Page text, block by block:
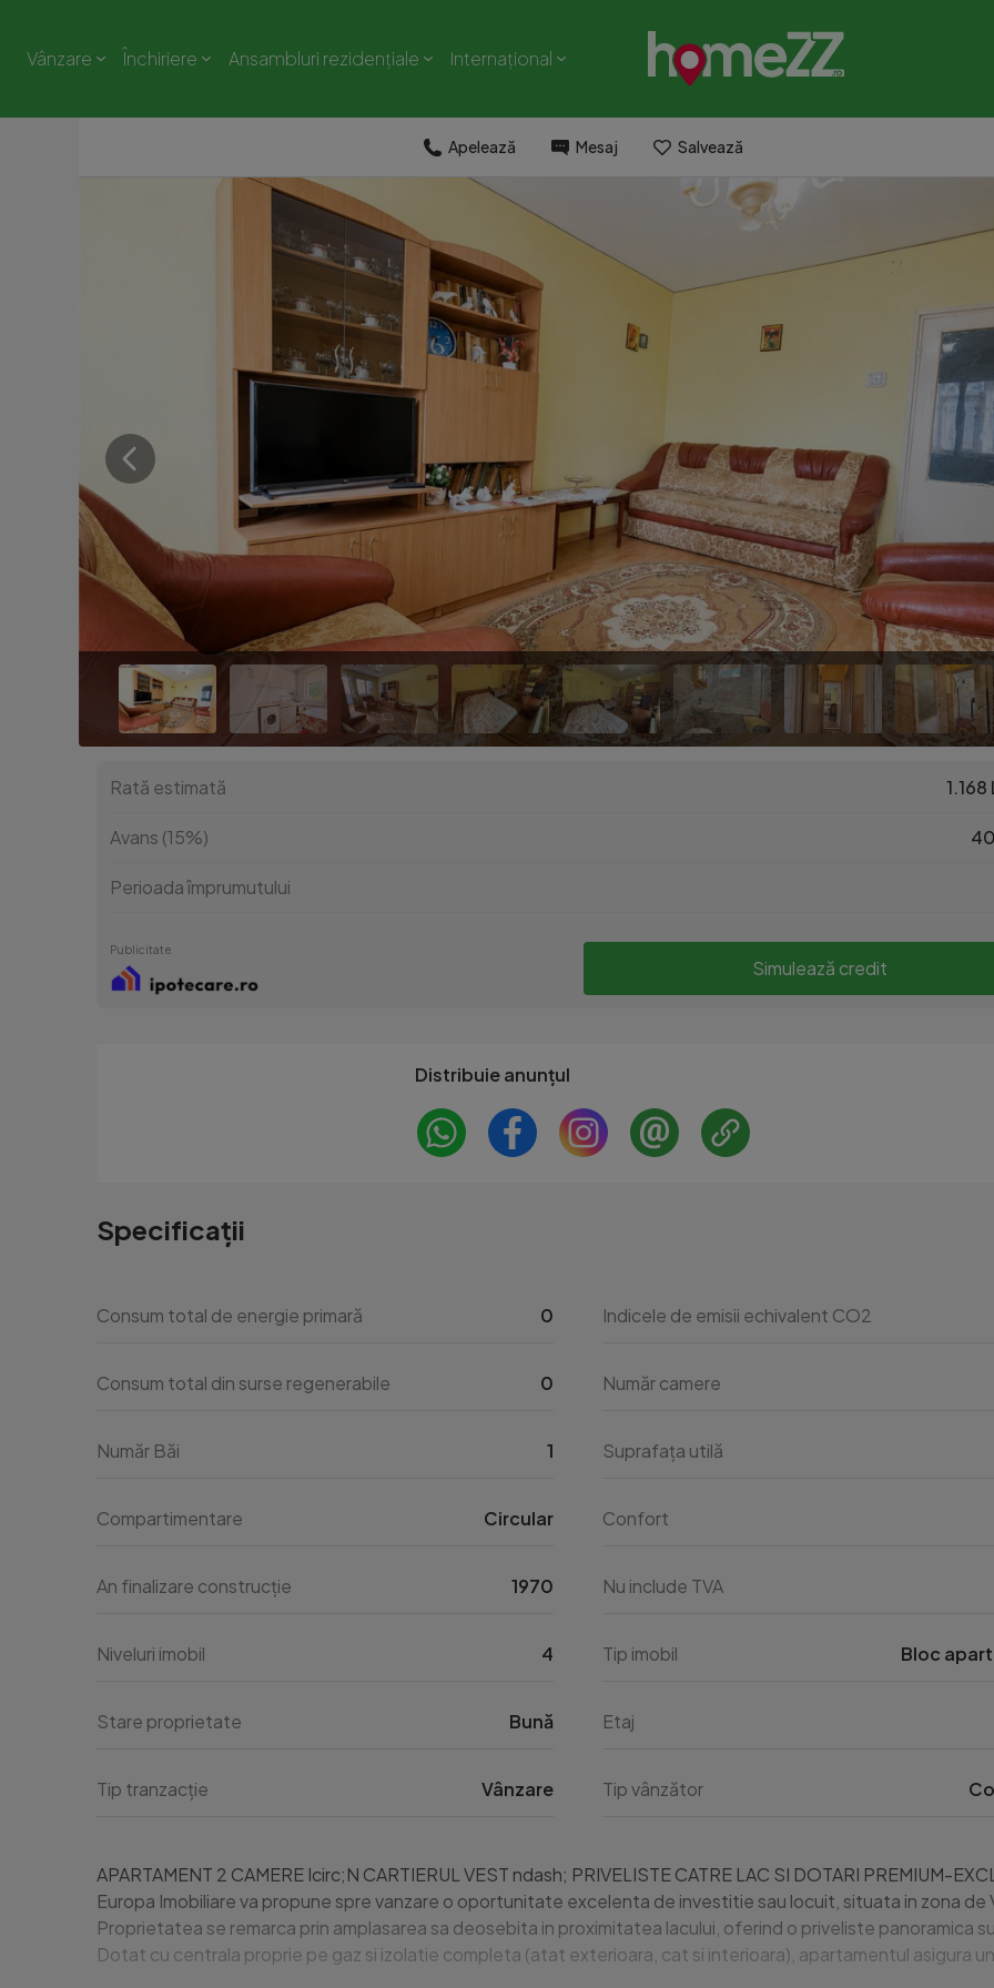
Vânzare Închiriere Ansambluri rezidențiale Internațional
Apelează Mesaj Salvează
Rată estimată
Avans (15%)
Perioada împrumutului
Publicitate
Simulează credit
Distribuie anunțul
Specificații
Consum total de energie primară 0 Indicele de emisii echivalent CO2
Consum total din surse regenerabile 0 Număr camere
Număr Băi 1 Suprafața utilă
Compartimentare Circular Confort
An finalizare construcție 1970 Nu include TVA
Niveluri imobil 4 Tip imobil Bloc
Stare proprietate Bună Etaj
Tip tranzacție Vânzare Tip vânzător
APARTAMENT 2 CAMERE Icirc;N CARTIERUL VEST ndash; PRIVELISTE CATRE LAC SI DOTARI PREMIUM-
Europa Imobiliare va propune spre vanzare o oportunitate excelenta de investitie sau locuit, situata in zona de
Proprietatea se remarca prin amplasarea sa deosebita in proximitatea lacului, oferind o priveliste panoramica
Dotat cu centrala proprie pe gaz si izolatie completa (atat exterioara, cat si interioara), apartamentul asigura